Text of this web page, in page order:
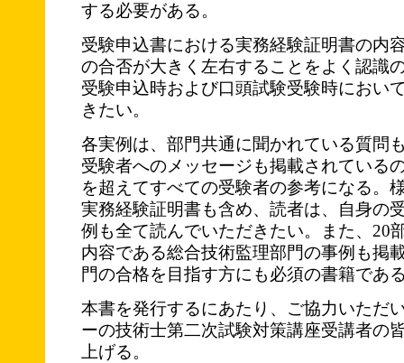
する必要がある。
受験申込書における実務経験証明書の内
の合否が大きく左右することをよく認識
受験申込時および口頭試験受験時におい
きたい。
各実例は、部門共通に聞かれている質問
受験者へのメッセージも掲載されている
を超えてすべての受験者の参考になる。
実務経験証明書も含め、読者は、自身の
例も全て読んでいただきたい。また、20
内容である総合技術監理部門の事例も掲
門の合格を目指す方にも必須の書籍であ
本書を発行するにあたり、ご協力いただ
ーの技術士第二次試験対策講座受講者の
上げる。